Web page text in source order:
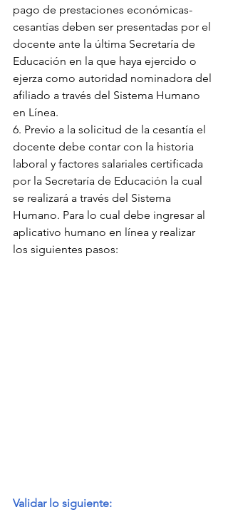
pago de prestaciones económicas-
cesantías deben ser presentadas por el
docente ante la última Secretaría de
Educación en la que haya ejercido o
ejerza como autoridad nominadora del
afiliado a través del Sistema Humano
en Línea.
6. Previo a la solicitud de la cesantía el
docente debe contar con la historia
laboral y factores salariales certificada
por la Secretaría de Educación la cual
se realizará a través del Sistema
Humano. Para lo cual debe ingresar al
aplicativo humano en línea y realizar
los siguientes pasos:
Validar lo siguiente: